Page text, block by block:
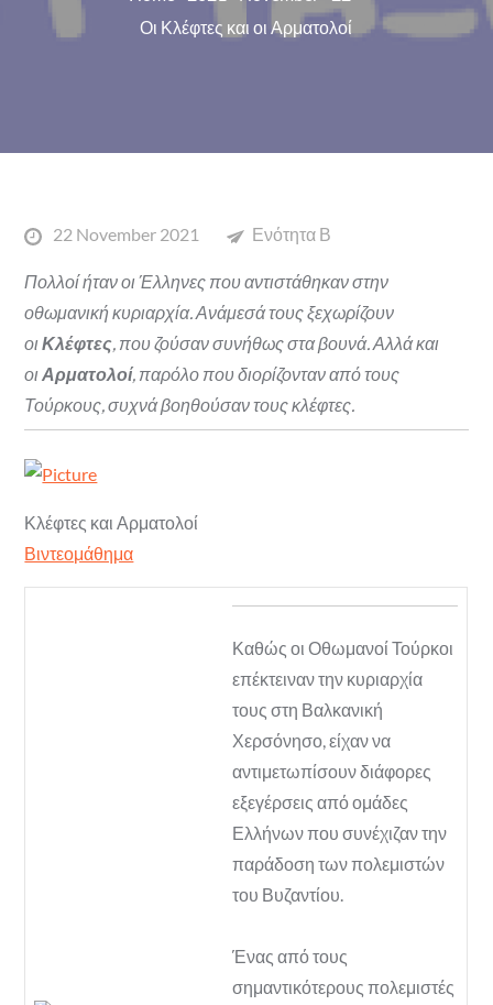
Οι Κλέφτες και οι Αρματολοί
Posted22 November 2021 Ενότητα Β
Πολλοί ήταν οι Έλληνες που αντιστάθηκαν στην
οθωμανική κυριαρχία. Ανάμεσά τους ξεχωρίζουν
οιΚλέφτες, που ζούσανσυνήθως στα βουνά. Αλλά και
οιΑρματολοί, παρόλο που διορίζονταν από τους
Τούρκους, συχνά βοηθούσαν τους κλέφτες.
Κλέφτες και Αρματολοί
Βιντεομάθημα
Καθώς οι Οθωμανοί Τούρκοι
επέκτειναν την κυριαρχία
τους στη Βαλκανική
Χερσόνησο, είχαν να
αντιμετωπίσουν διάφορες
εξεγέρσεις από ομάδες
Ελλήνων που συνέχιζαν την
παράδοση των πολεμιστών
του Βυζαντίου.
Ένας από τους
σημαντικότερους πολεμιστές